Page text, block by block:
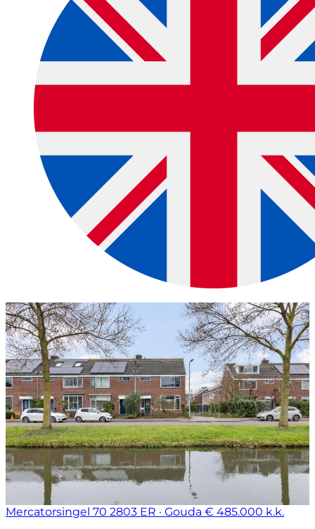
Mercatorsingel 70 2803 ER · Gouda € 485.000 k.k.